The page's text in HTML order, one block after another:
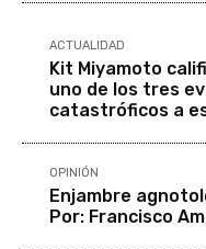
ACTUALIDAD
Kit Miyamoto
uno de los tres
catastróficos a
OPINIÓN
Enjambre
Por: Francisco